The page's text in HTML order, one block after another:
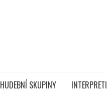
HUDEBNÍ SKUPINY INTERPRETI